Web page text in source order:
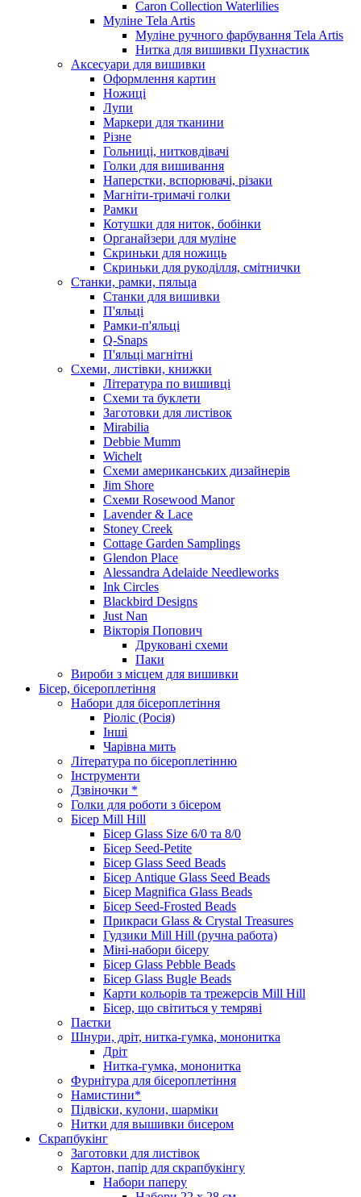
Caron Collection Waterlilies
Муліне Tela Artis
Муліне ручного фарбування Tela Artis
Нитка для вишивки Пухнастик
Аксесуари для вишивки
Оформлення картин
Ножиці
Лупи
Маркери для тканини
Різне
Гольниці, нитковдівачі
Голки для вишивання
Наперстки, вспорювачі, різаки
Магніти-тримачі голки
Рамки
Котушки для ниток, бобінки
Органайзери для муліне
Скриньки для ножиць
Скриньки для рукоділля, смітнички
Станки, рамки, пяльца
Станки для вишивки
П'яльці
Рамки-п'яльці
Q-Snaps
П'яльці магнітні
Схеми, листівки, книжки
Література по вишивці
Схеми та буклети
Заготовки для листівок
Mirabilia
Debbie Mumm
Wichelt
Схеми американських дизайнерів
Jim Shore
Cхеми Rosewood Manor
Lavender & Lace
Stoney Creek
Cottage Garden Samplings
Glendon Place
Alessandra Adelaide Needleworks
Ink Circles
Blackbird Designs
Just Nan
Вікторія Попович
Друковані схеми
Паки
Вироби з місцем для вишивки
Бісер, бісероплетіння
Набори для бісероплетіння
Ріоліс (Росія)
Інші
Чарівна мить
Література по бісероплетінню
Інструменти
Дзвіночки *
Голки для роботи з бісером
Бісер Mill Hill
Бісер Glass Size 6/0 та 8/0
Бісер Seed-Petite
Бісер Glass Seed Beads
Бісер Antique Glass Seed Beads
Бісер Magnifica Glass Beads
Бісер Seed-Frosted Beads
Прикраси Glass & Crystal Treasures
Гудзики Mill Hill (ручна работа)
Міні-набори бісеру
Бісер Glass Pebble Beads
Бісер Glass Bugle Beads
Карти кольорів та трежерсів Mill Hill
Бісер, що світиться у темряві
Паєтки
Шнури, дріт, нитка-гумка, мононитка
Дріт
Нитка-гумка, мононитка
Фурнітура для бісероплетіння
Намистини*
Підвіски, кулони, шарміки
Нитки для вышивки бисером
Скрапбукінг
Заготовки для листівок
Картон, папір для скрапбукінгу
Набори паперу